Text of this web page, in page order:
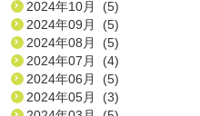
2024年10月 (5)
2024年09月 (5)
2024年08月 (5)
2024年07月 (4)
2024年06月 (5)
2024年05月 (3)